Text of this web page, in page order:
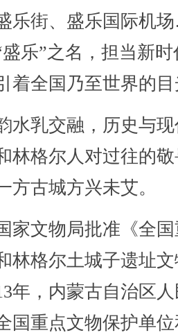
街、盛乐国际机
乐”之名，担当新时
着全国乃至世界的
乳交融，历史与现
林格尔人对过往的
方古城方兴未艾。
文物局批准《全国
林格尔土城子遗址
年，内蒙古自治区
国重点文物保护单